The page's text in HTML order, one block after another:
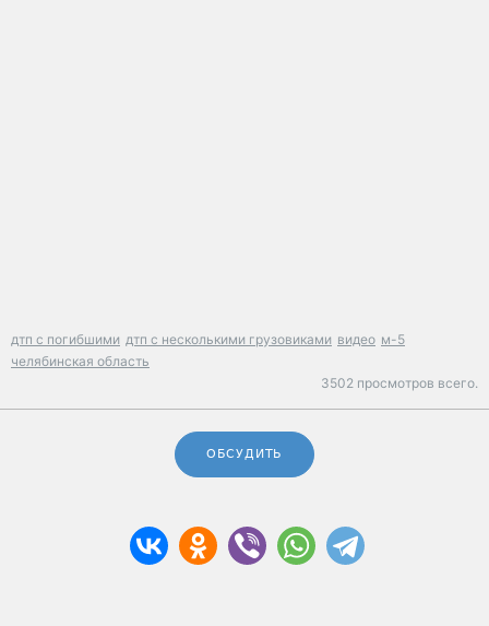
дтп с погибшими дтп с несколькими грузовиками видео м-5
челябинская область
3502 просмотров всего.
ОБСУДИТЬ